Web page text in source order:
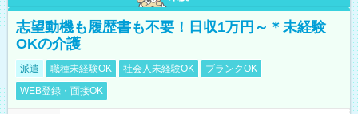
志望動機も履歴書も不要！日収1万円～＊未経験
OKの介護
派遣 職種未経験OK 社会人未経験OK
ブランクOK
WEB登録・面接OK